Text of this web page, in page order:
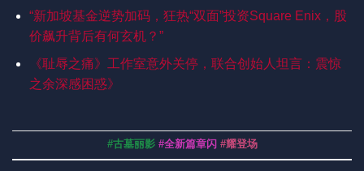
“新加坡基金逆势加码，狂热“双面”投资Square Enix，股
价飙升背后有何玄机？”
《耻辱之痛》工作室意外关停，联合创始人坦言：震惊
之余深感困惑》
#古墓丽影 #全新篇章闪 #耀登场